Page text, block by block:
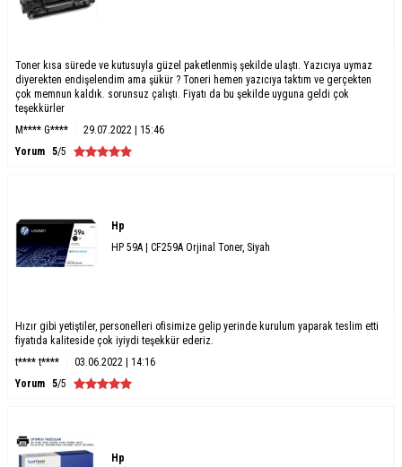
Toner kısa sürede ve kutusuyla güzel paketlenmiş şekilde ulaştı. Yazıcıya uymaz
diyerekten endişelendim ama şükür ? Toneri hemen yazıcıya taktım ve gerçekten
çok memnun kaldık. sorunsuz çalıştı. Fiyatı da bu şekilde uyguna geldi çok
teşekkürler
M**** G****
29.07.2022 | 15:46
Yorum 5/5
Hp
HP 59A | CF259A Orjinal Toner, Siyah
Hızır gibi yetiştiler, personelleri ofisimize gelip yerinde kurulum yaparak teslim etti
fiyatıda kaliteside çok iyiydi teşekkür ederiz.
t**** t****
03.06.2022 | 14:16
Yorum 5/5
Hp